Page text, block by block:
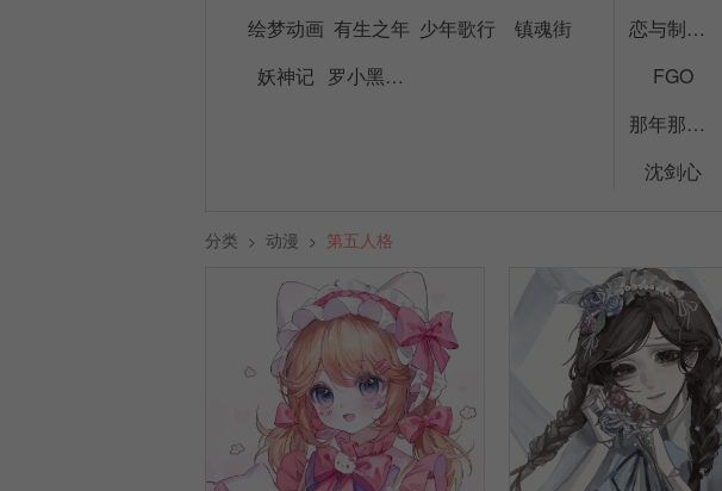
绘梦动画 有生之年 少年歌行
镇魂街
妖神记
罗小黑战记
恋与制作人
FGO
那年那兔那些事
沈剑心
分类 > 动漫 > 第五人格